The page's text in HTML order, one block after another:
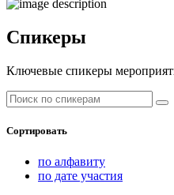
Спикеры
Ключевые спикеры
Сортировать
по алфавиту
по дате участия